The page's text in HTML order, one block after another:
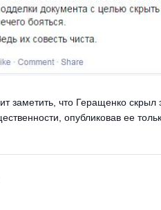
заметить, что Геращенко
опубликовав ее